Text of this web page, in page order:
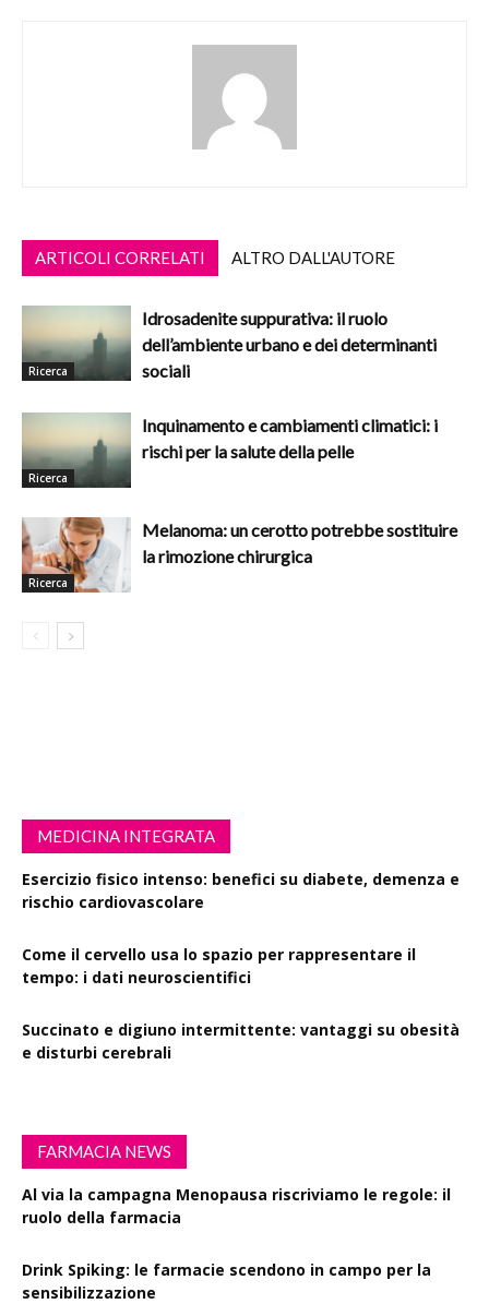
ARTICOLI CORRELATI ALTRO DALL'AUTORE
Ricerca
Idrosadenite suppurativa: il ruolo
dell’ambiente urbano e dei determinanti
sociali
Ricerca
Inquinamento e cambiamenti climatici: i
rischi per la salute della pelle
Ricerca
Melanoma: un cerotto potrebbe sostituire
la rimozione chirurgica
MEDICINA INTEGRATA
Esercizio fisico intenso: benefici su diabete, demenza e
rischio cardiovascolare
Come il cervello usa lo spazio per rappresentare il
tempo: i dati neuroscientifici
Succinato e digiuno intermittente: vantaggi su obesità
e disturbi cerebrali
FARMACIA NEWS
Al via la campagna Menopausa riscriviamo le regole: il
ruolo della farmacia
Drink Spiking: le farmacie scendono in campo per la
sensibilizzazione